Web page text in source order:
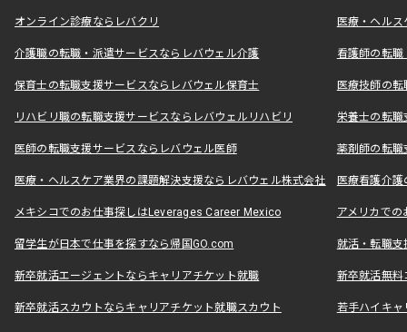
オンライン診療ならレバクリ 医療・ヘル
介護職の転職・派遣サービスならレバウェル介護 看護師の転
保育士の転職支援サービスならレバウェル保育士 医療技師の
リハビリ職の転職支援サービスならレバウェルリハビリ 栄養士の転
医師の転職支援サービスならレバウェル医師 薬剤師の転
医療・ヘルスケア業界の課題解決支援ならレバウェル株式会社 医療看護介
メキシコでのお仕事探しはLeverages Career Mexico アメリカで
留学生が日本で仕事を探すなら帰国GO.com 就活・転職
新卒就活エージェントならキャリアチケット就職 新卒就活無料
新卒就活スカウトならキャリアチケット就職スカウト 若手ハイキ